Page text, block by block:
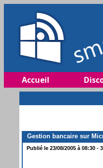
Accueil
Gestion bancaire sur
Publié le 23/08/2005 à 08:30 -